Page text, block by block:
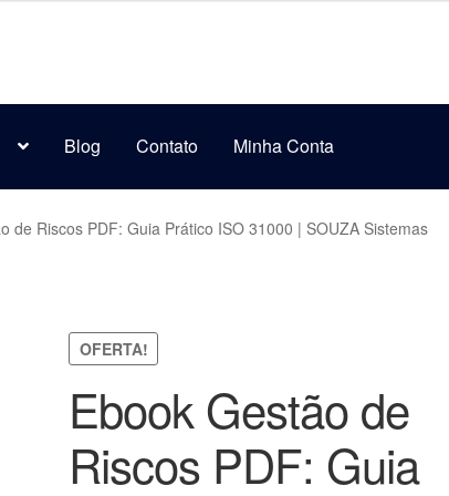
Blog Contato Minha Conta
de Riscos PDF: Guia Prático ISO 31000 | SOUZA Sistemas
OFERTA!
Ebook Gestão de
Riscos PDF: Guia